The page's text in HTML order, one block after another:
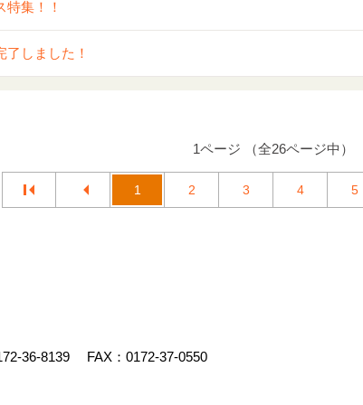
特集！！
了しました！
1ページ （全26ページ中）
1 2 3 4 5
36-8139
FAX：0172-37-0550